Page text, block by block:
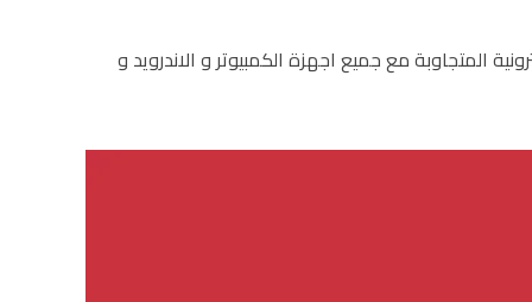
المتجاوبة مع جميع اجهزة الكمبيوتر و الاندرويد و